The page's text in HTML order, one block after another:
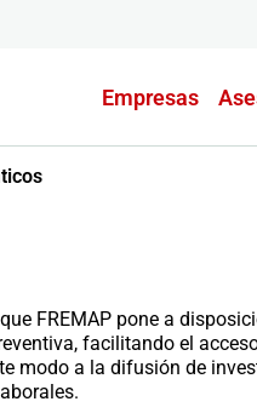
Empresas
FREMAP pone a
facilitando el
modo a la difusión de